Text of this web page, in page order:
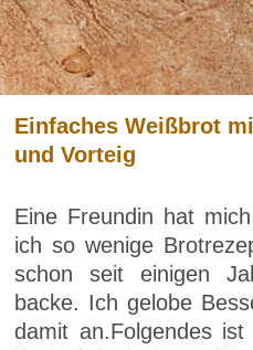
Einfaches Weißbrot
und Vorteig
Eine Freundin hat
ich so wenige
schon seit einigen
backe. Ich gelobe
damit an.Folgendes